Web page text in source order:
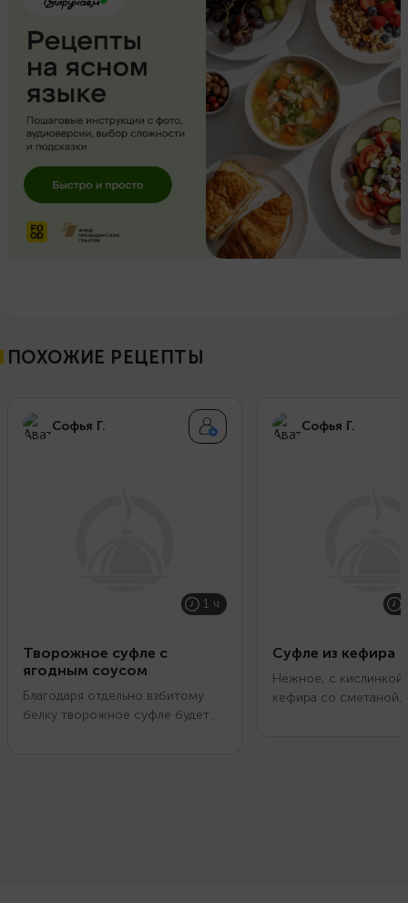
ПОХОЖИЕ РЕЦЕПТЫ
Софья Г.
1 ч
Творожное суфле с
ягодным соусом
Благодаря отдельно взбитому
белку творожное суфле будет
Софья Г.
Суфле из кефира
Нежное, с
кефира со сметаной,